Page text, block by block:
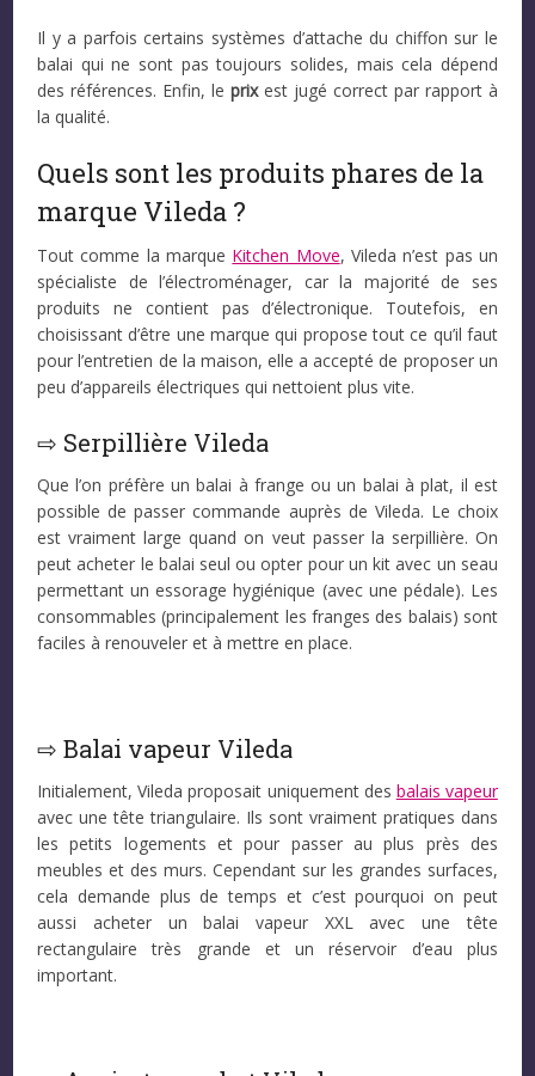
Il y a parfois certains systèmes d’attache du chiffon sur le
balai qui ne sont pas toujours solides, mais cela dépend
des références. Enfin, leprixest jugé correct par rapport à
la qualité.
Quels sont les produits phares de la
marque Vileda ?
Tout comme la marque Kitchen Move, Vileda n’est pas un
spécialiste de l’électroménager, car la majorité de ses
produits ne contient pas d’électronique. Toutefois, en
choisissant d’être une marque qui propose tout ce qu’il faut
pour l’entretien de la maison, elle a accepté de proposer un
peu d’appareils électriques qui nettoient plus vite.
⇨ Serpillière Vileda
Que l’on préfère un balai à frange ou un balai à plat, il est
possible de passer commande auprès de Vileda. Le choix
est vraiment large quand on veut passer la serpillière. On
peut acheter le balai seul ou opter pour un kit avec un seau
permettant un essorage hygiénique (avec une pédale). Les
consommables (principalement les franges des balais) sont
faciles à renouveler et à mettre en place.
⇨ Balai vapeur Vileda
Initialement, Vileda proposait uniquement des balais vapeur
avec une tête triangulaire. Ils sont vraiment pratiques dans
les petits logements et pour passer au plus près des
meubles et des murs. Cependant sur les grandes surfaces,
cela demande plus de temps et c’est pourquoi on peut
aussi acheter un balai vapeur XXL avec une tête
rectangulaire très grande et un réservoir d’eau plus
important.